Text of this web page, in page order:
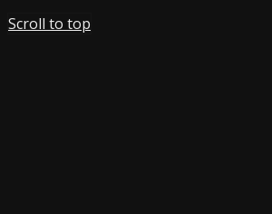
Scroll to top